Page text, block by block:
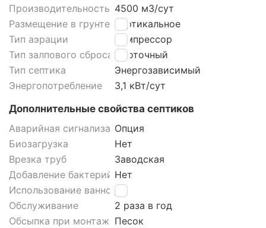
Производительность 4500 м3/cут
Размещение в грунте септика
Вертикальное
Тип аэрации
Компрессор
Тип залпового сброса септика
Проточный
Тип септика
Энергозависимый
Энергопотребление
3,1 кВт/сут
Дополнительные свойства септиков
Аварийная сигнализация септика
Опция
Биозагрузка
Нет
Врезка труб
Заводская
Добавление бактерий Нет
Использование ваннойДа
Обслуживание
2 раза в год
Обсыпка при монтаже септика
Песок